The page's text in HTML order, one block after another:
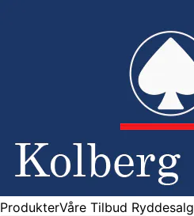
ProdukterVåre Tilbud Ryddesalg